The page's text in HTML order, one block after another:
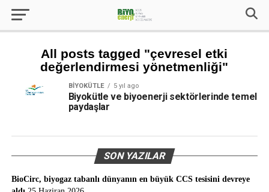
All posts tagged "çevresel etki
değerlendirmesi yönetmenliği"
BIYOKÜTLE 5 yıl ago
Biyokütle ve biyoenerji sektörlerinde temel
paydaşlar
SON YAZILAR
BioCirc, biyogaz tabanlı dünyanın en büyük CCS tesisini devreye